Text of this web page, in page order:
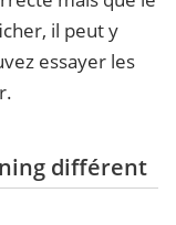
il peut y
essayer les
différent